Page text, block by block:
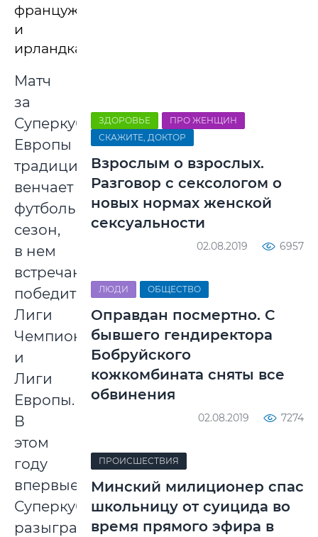
француженки
и
ирландка.
Матч
за
Суперкубок
Европы
традиционно
венчает
футбольный
сезон,
в нем
встречаются
победители
Лиги
Чемпионов
и
Лиги
Европы.
В
этом
году
впервые
Суперкубок
разыграют
ЗДОРОВЬЕ
ПРО ЖЕНЩИН
СКАЖИТЕ, ДОКТОР
Взрослым о взрослых.
Разговор с сексологом о
новых нормах женской
сексуальности
02.08.2019 6957
ЛЮДИ ОБЩЕСТВО
Оправдан посмертно. С
бывшего гендиректора
Бобруйского
кожкомбината сняты все
обвинения
02.08.2019 7274
ПРОИСШЕСТВИЯ
Минский милиционер спас
школьницу от суицида во
время прямого эфира в